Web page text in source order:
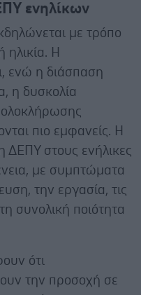
ενηλίκων
με τρόπο
ηλικία. Η
ενώ η διάσπαση
η δυσκολία
πιο εμφανείς. Η
ΔΕΠΥ στους ενήλικες
με συμπτώματα
την εργασία, τις
συνολική ποιότητα
ότι
την προσοχή σε